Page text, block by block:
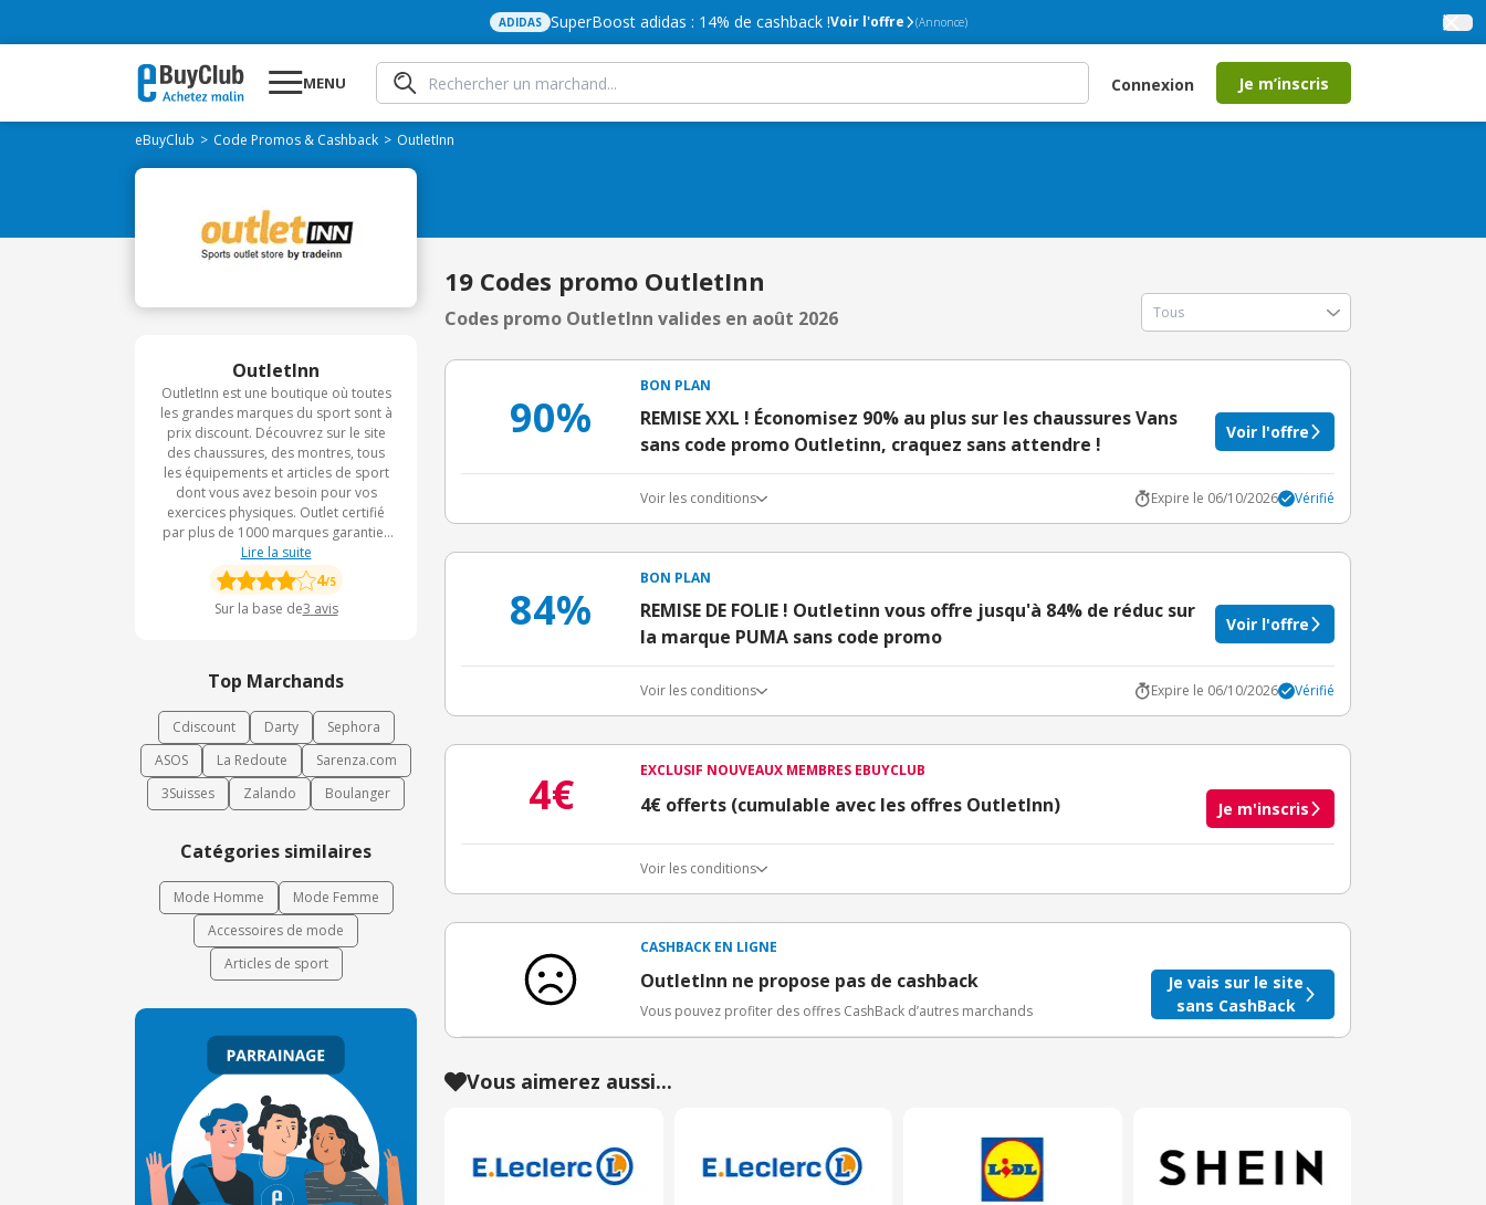
ADIDAS SuperBoost adidas : 14% de cashback !Voir l'offre (Annonce)
MENU Connexion Je m’inscris
eBuyClub Code Promos & Cashback OutletInn
OutletInn
OutletInn est une boutique où toutes
les grandes marques du sport sont à
prix discount. Découvrez sur le site
des chaussures, des montres, tous
les équipements et articles de sport
dont vous avez besoin pour vos
exercices physiques. Outlet certifié
par plus de 1000 marques garanties
du fabricant, l'enseigne met à votre
disposition les meilleurs rapport
qualité-prix. Alors, rejoignez vite
OutletInn et bénéficiez de
Lire la suite
4/5
Sur la base de3 avis
Top Marchands
Cdiscount Darty
Sephora
ASOS
La Redoute
Sarenza.com
3Suisses
Zalando Boulanger
Catégories similaires
Mode Homme
Mode Femme
Accessoires de mode
Articles de sport
19 Codes promo OutletInn
Codes promo OutletInn valides en août 2026
90%
BON PLAN
REMISE XXL ! Économisez 90% au plus sur les chaussures Vans
sans code promo Outletinn, craquez sans attendre !
Voir l'offre
Voir les conditions Expire le 06/10/2026 Vérifié
84%
BON PLAN
REMISE DE FOLIE ! Outletinn vous offre jusqu'à 84% de réduc sur
la marque PUMA sans code promo
Voir l'offre
Voir les conditions Expire le 06/10/2026 Vérifié
4€ EXCLUSIF NOUVEAUX MEMBRES EBUYCLUB
4€ offerts (cumulable avec les offres OutletInn) Je m'inscris
Voir les conditions
3€ de bienvenue crédités immédiatement + 1€ supplémentaire crédité après le téléchargement de l'alerte
Offre réservée à une toute première inscription chez eBuyClub.
CASHBACK EN LIGNE
OutletInn ne propose pas de cashback
Vous pouvez profiter des offres CashBack d’autres marchands
Je vais sur le site
sans CashBack
Vous aimerez aussi...